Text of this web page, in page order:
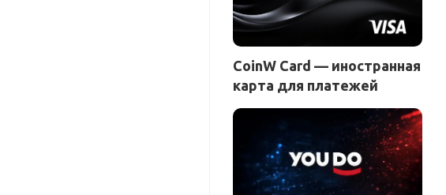
CoinW Card — иностранная
карта для платежей